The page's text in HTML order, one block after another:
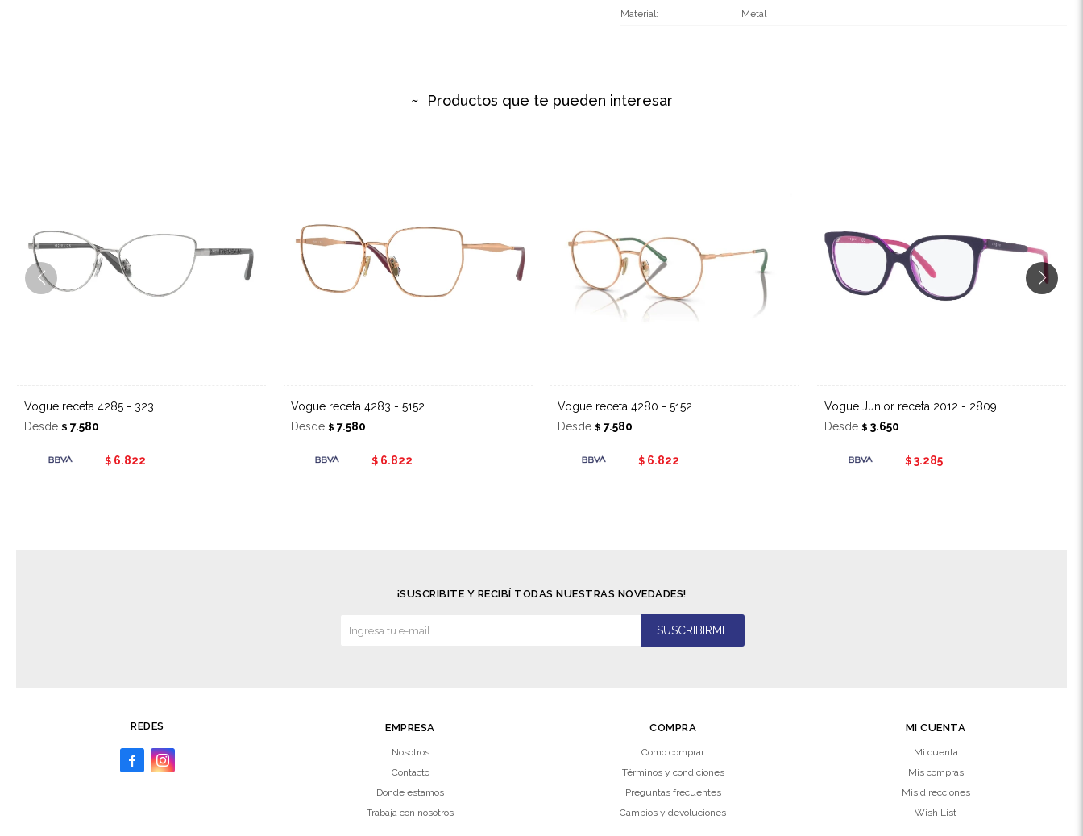
Material Metal
Productos que te pueden interesar
Vogue receta 4285 - 323
Desde $ 7.580
$ 6.822
Vogue receta 4283 - 5152
Desde $ 7.580
$ 6.822
Vogue receta 4280 - 5152
Desde $ 7.580
$ 6.822
Vogue Junior receta 2012 - 2809
Desde $ 3.650
$ 3.285
REDES
 
EMPRESA
Nosotros
Contacto
Donde estamos
Trabaja con nosotros
COMPRA
Como comprar
Términos y condiciones
Preguntas frecuentes
Cambios y devoluciones
MI CUENTA
Mi cuenta
Mis compras
Mis direcciones
Wish List
¡SUSCRIBITE Y RECIBÍ TODAS NUESTRAS NOVEDADES!
SUSCRIBIRME